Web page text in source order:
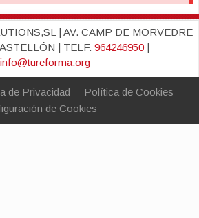
| AV. CAMP DE MORVEDRE
| TELF. 964246950|
info@tureforma.org
de Privacidad
Política de Cookies
de Cookies